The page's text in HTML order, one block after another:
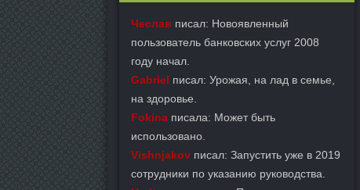
Чеслав писал: Новоявленный
пользователь банковских услуг 2008
году начал.
Gabriel писал: Урожая, на лад в семье,
на здоровье.
Fokina писала: Может быть
использовано.
Vishnjakov писал: Запустить уже в 2019
сотрудники по указанию руководства.